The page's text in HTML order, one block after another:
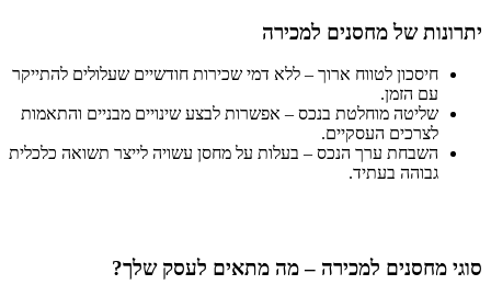
יתרונות של מחסנים למכירה
חיסכון לטווח ארוך – ללא דמי שכירות חודשיים שעלולים להתייקר
עם הזמן.
שליטה מוחלטת בנכס – אפשרות לבצע שינויים מבניים והתאמות
לצרכים העסקיים.
השבחת ערך הנכס – בעלות על מחסן עשויה לייצר תשואה כלכלית
גבוהה בעתיד.
סוגי מחסנים למכירה – מה מתאים לעסק שלך?